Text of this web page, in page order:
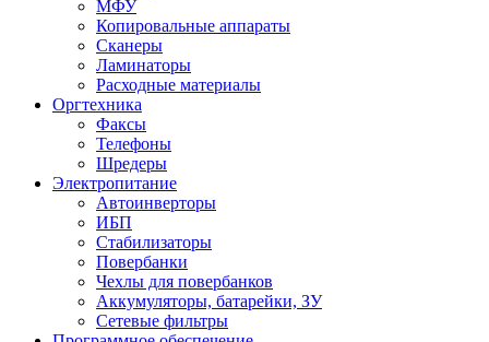
МФУ
Копировальные аппараты
Сканеры
Ламинаторы
Расходные материалы
Оргтехника
Факсы
Телефоны
Шредеры
Электропитание
Автоинверторы
ИБП
Стабилизаторы
Повербанки
Чехлы для повербанков
Аккумуляторы, батарейки, ЗУ
Сетевые фильтры